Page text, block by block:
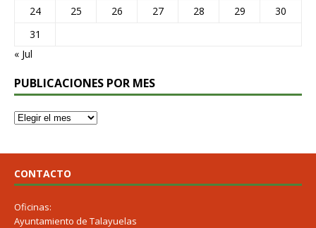
24
25 26 27 28 29
30
31
« Jul
PUBLICACIONES POR MES
CONTACTO
Oficinas:
Ayuntamiento de Talayuelas